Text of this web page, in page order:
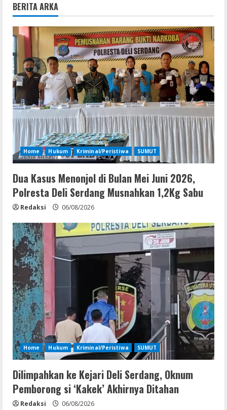
BERITA ARKA
Home Hukum Kriminal/Peristiwa SUMUT
Dua Kasus Menonjol di Bulan Mei Juni 2026,
Polresta Deli Serdang Musnahkan 1,2Kg Sabu
Redaksi 06/08/2026
Home Hukum Kriminal/Peristiwa SUMUT
Dilimpahkan ke Kejari Deli Serdang, Oknum
Pemborong si ‘Kakek’ Akhirnya Ditahan
Redaksi 06/08/2026